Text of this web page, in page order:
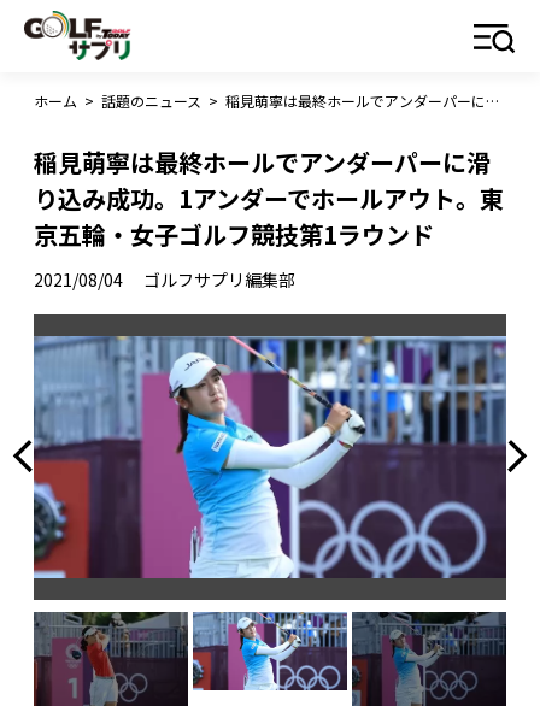
ホーム > 話題のニュース > 稲見萌寧は最終ホールでアンダーパーに滑り込み成功。1アンダーでホールアウト。東京五輪・女子ゴルフ競技第1ラウンド
稲見萌寧は最終ホールでアンダーパーに滑
り込み成功。1アンダーでホールアウト。東
京五輪・女子ゴルフ競技第1ラウンド
2021/08/04 ゴルフサプリ編集部